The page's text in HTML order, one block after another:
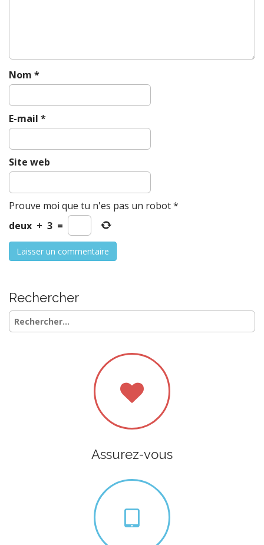
Nom *
E-mail *
Site web
Prouve moi que tu n'es pas un robot*
deux + 3 =
Rechercher
Rechercher :
Assurez-vous